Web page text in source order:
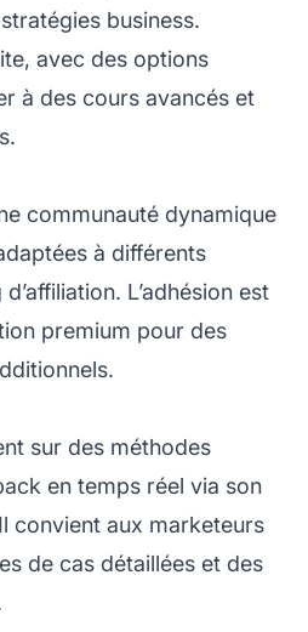
business.
avec des options
à des cours avancés et
communauté dynamique
à différents
L’adhésion est
premium pour des
sur des méthodes
en temps réel via son
convient aux marketeurs
de cas détaillées et des